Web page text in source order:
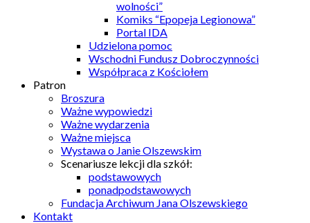
wolności”
Komiks “Epopeja Legionowa”
Portal IDA
Udzielona pomoc
Wschodni Fundusz Dobroczynności
Współpraca z Kościołem
Patron
Broszura
Ważne wypowiedzi
Ważne wydarzenia
Ważne miejsca
Wystawa o Janie Olszewskim
Scenariusze lekcji dla szkół:
podstawowych
ponadpodstawowych
Fundacja Archiwum Jana Olszewskiego
Kontakt